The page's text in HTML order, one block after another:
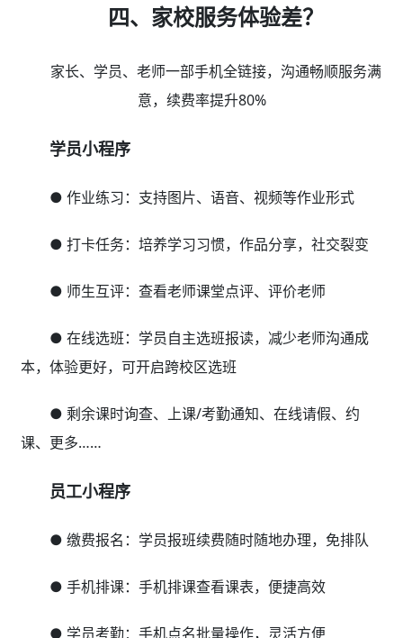
四、家校服务体验差？
家长、学员、老师一部手机全链接，沟通畅顺服务满
意，续费率提升80%
学员小程序
● 作业练习：支持图片、语音、视频等作业形式
● 打卡任务：培养学习习惯，作品分享，社交裂变
● 师生互评：查看老师课堂点评、评价老师
● 在线选班：学员自主选班报读，减少老师沟通成
本，体验更好，可开启跨校区选班
● 剩余课时询查、上课/考勤通知、在线请假、约
课、更多……
员工小程序
● 缴费报名：学员报班续费随时随地办理，免排队
● 手机排课：手机排课查看课表，便捷高效
● 学员考勤：手机点名批量操作，灵活方便